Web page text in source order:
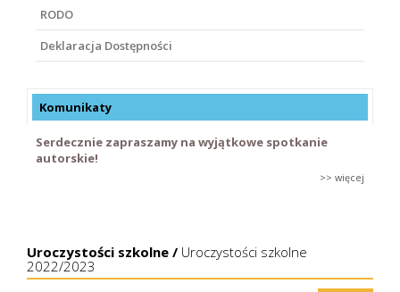
RODO
Deklaracja Dostępności
Komunikaty
Serdecznie zapraszamy na wyjątkowe spotkanie
autorskie!
>> więcej
Uroczystości szkolne / Uroczystości szkolne
2022/2023